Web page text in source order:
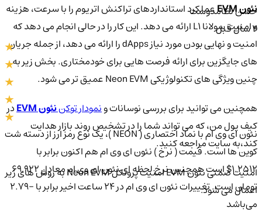
نئون EVM
عملکرد استانداردهای تراکنش اتریوم را با سرعت، هزینه
و امنیت سولانا L1 ارائه می دهد. این کار را در حالی انجام می دهد که
امنیت و نهایی بودن مورد نیاز dApps را ارائه می دهد، از جمله جریان
های جایگزین برای ارائه فرصت هایی برای خودمختاری. بخش زیر به
چنین ویژگی های تکنولوژیکی Neon EVM عمیق تر می شود.
همچنین می توانید برای بررسی نوسانات ونمودار توکننئون EVM
در
کیف پول من، که می تواند شما را در تشخیص روند بازار هدایت
کند،به سایت مراجعه کنید.
امنیت ضمنی نئون EVM امنیت پروتکل Neon EVM به روش های زیر
اعمال می شود:
حسن نظامدوست
2 سال قبل
نئون ای وی ام با نماد اختصاری ( NEON )، یک نوع رمز ارز از دسته شت
کوین ها است. قیمت ( نرخ ) نئون ای وی ام هم اکنون برابر با
1.2512$ است همچنین نرخ لحظه ای نئون ای وی ام معادل 69,922
تومان است. تغییرات نئون ای وی ام در ۲۴ ساعت اخیر برابر با -2.79
می‌باشد